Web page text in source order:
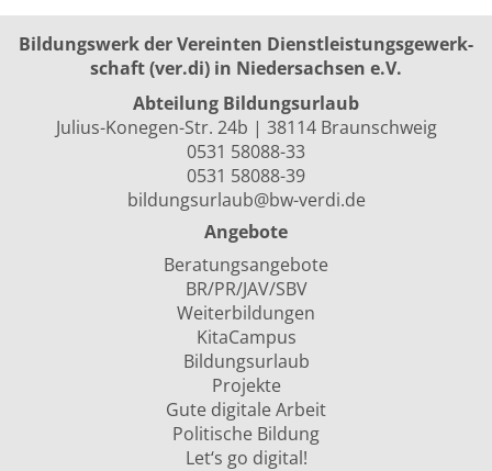
Bildungswerk der Vereinten Dienst­leis­tungs­ge­werk­
schaft (ver.di) in Niedersachsen e.V.
Abteilung Bildungsurlaub
Julius-Konegen-Str. 24b | 38114 Braunschweig
0531 58088-33
0531 58088-39
bildungsurlaub@bw-verdi.de
Angebote
Beratungsangebote
BR/PR/JAV/SBV
Weiterbildungen
KitaCampus
Bildungsurlaub
Projekte
Gute digitale Arbeit
Politische Bildung
Let‘s go digital!